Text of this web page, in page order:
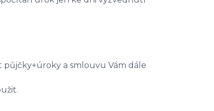
a smlouvu Vám dále